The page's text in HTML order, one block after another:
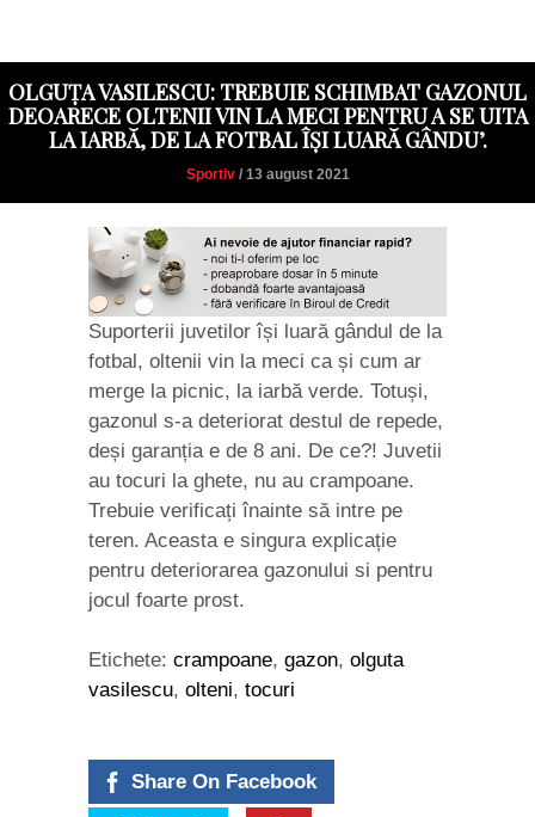
OLGUȚA VASILESCU: TREBUIE SCHIMBAT GAZONUL
DEOARECE OLTENII VIN LA MECI PENTRU A SE UITA
LA IARBĂ, DE LA FOTBAL ÎȘI LUARĂ GÂNDU’.
Sportiv/ 13 august 2021
Suporterii juvetilor își luară gândul de la
fotbal, oltenii vin la meci ca și cum ar
merge la picnic, la iarbă verde. Totuși,
gazonul s-a deteriorat destul de repede,
deși garanția e de 8 ani. De ce?! Juvetii
au tocuri la ghete, nu au crampoane.
Trebuie verificați înainte să intre pe
teren. Aceasta e singura explicație
pentru deteriorarea gazonului si pentru
jocul foarte prost.
Etichete: crampoane, gazon, olguta
vasilescu, olteni, tocuri
Share On Facebook